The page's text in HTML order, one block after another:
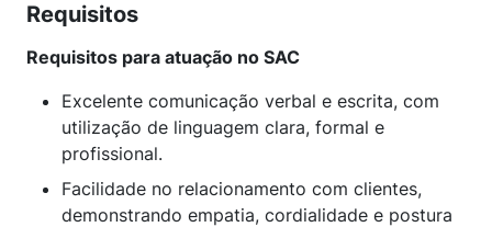
Requisitos
Requisitos para atuação no SAC
Excelente comunicação verbal e escrita, com
utilização de linguagem clara, formal e
profissional.
Facilidade no relacionamento com clientes,
demonstrando empatia, cordialidade e postura